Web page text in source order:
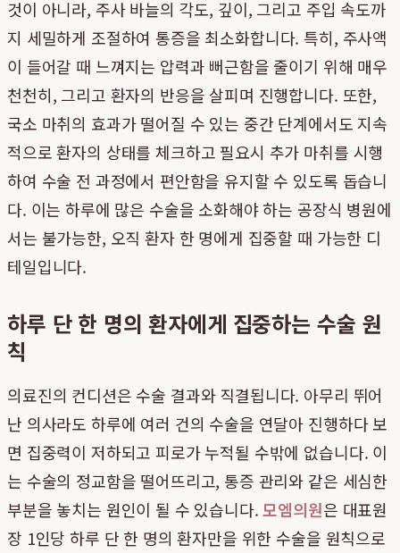
것이 아니라, 주사 바늘의 각도, 깊이, 그리고 주입 속도까
지 세밀하게 조절하여 통증을 최소화합니다. 특히, 주사액
이 들어갈 때 느껴지는 압력과 뻐근함을 줄이기 위해 매우
천천히, 그리고 환자의 반응을 살피며 진행합니다. 또한,
국소 마취의 효과가 떨어질 수 있는 중간 단계에서도 지속
적으로 환자의 상태를 체크하고 필요시 추가 마취를 시행
하여 수술 전 과정에서 편안함을 유지할 수 있도록 돕습니
다. 이는 하루에 많은 수술을 소화해야 하는 공장식 병원에
서는 불가능한, 오직 환자 한 명에게 집중할 때 가능한 디
테일입니다.
하루 단 한 명의 환자에게 집중하는 수술 원
칙
의료진의 컨디션은 수술 결과와 직결됩니다. 아무리 뛰어
난 의사라도 하루에 여러 건의 수술을 연달아 진행하다 보
면 집중력이 저하되고 피로가 누적될 수밖에 없습니다. 이
는 수술의 정교함을 떨어뜨리고, 통증 관리와 같은 세심한
부분을 놓치는 원인이 될 수 있습니다.모엠의원은 대표원
장 1인당 하루 단 한 명의 환자만을 위한 수술을 원칙으로